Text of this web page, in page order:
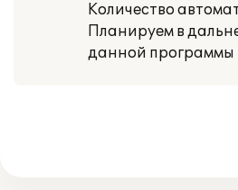
Количество
Планируем в
данной программы